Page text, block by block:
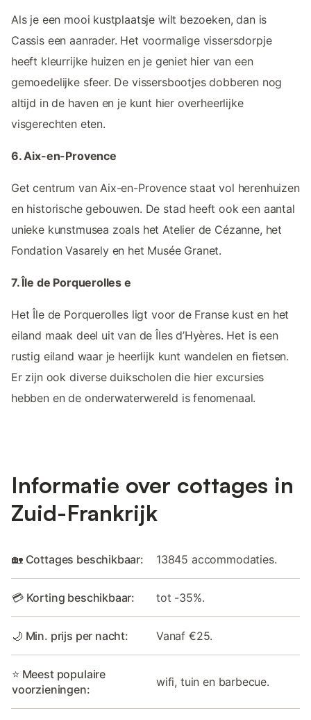
Als je een mooi kustplaatsje wilt bezoeken, dan is
Cassis een aanrader. Het voormalige vissersdorpje
heeft kleurrijke huizen en je geniet hier van een
gemoedelijke sfeer. De vissersbootjes dobberen nog
altijd in de haven en je kunt hier overheerlijke
visgerechten eten.
6. Aix-en-Provence
Get centrum van Aix-en-Provence staat vol herenhuizen
en historische gebouwen. De stad heeft ook een aantal
unieke kunstmusea zoals het Atelier de Cézanne, het
Fondation Vasarely en het Musée Granet.
7. Île de Porquerolles e
Het Île de Porquerolles ligt voor de Franse kust en het
eiland maak deel uit van de Îles d’Hyères. Het is een
rustig eiland waar je heerlijk kunt wandelen en fietsen.
Er zijn ook diverse duikscholen die hier excursies
hebben en de onderwaterwereld is fenomenaal.
Informatie over cottages in
Zuid-Frankrijk
🏡 Cottages beschikbaar: 13845 accommodaties.
💳 Korting beschikbaar: tot -35%.
🌙 Min. prijs per nacht: Vanaf €25.
⭐ Meest populaire
voorzieningen:
wifi, tuin en barbecue.